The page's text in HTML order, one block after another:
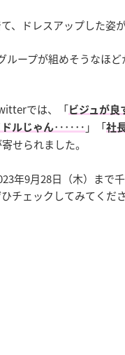
、ドレスアップした姿
ループが組めそうなほど
では、「 ビジュが良
ドルじゃん‥‥‥ 」「社
せられました。
年9月28日（木）まで
チェックしてみてくださ